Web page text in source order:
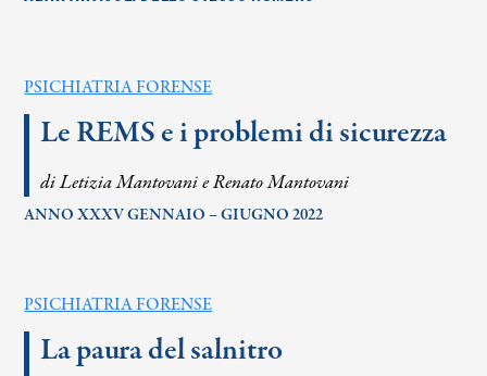
PSICHIATRIA FORENSE
Le REMS e i problemi di sicurezza
di Letizia Mantovani e Renato Mantovani
ANNO XXXV GENNAIO – GIUGNO 2022
PSICHIATRIA FORENSE
La paura del salnitro